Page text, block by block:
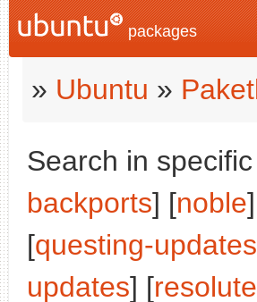
packages
» Ubuntu »
Search in
backports] [noble
[questing-updates
updates] [